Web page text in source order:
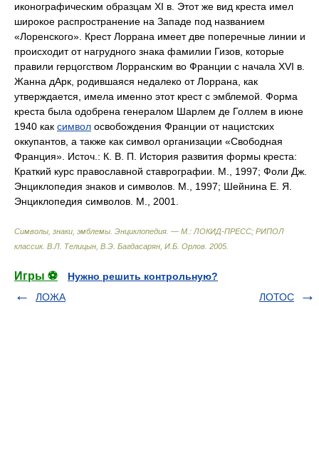
иконографическим образцам XI в. Этот же вид креста имел
широкое распространение на Западе под названием
«Лоренского». Крест Лоррана имеет две поперечные линии и
происходит от нагрудного знака фамилии Гизов, которые
правили герцогством Лорранским во Франции с начала XVI в.
Жанна дАрк, родившаяся недалеко от Лоррана, как
утверждается, имела именно этот крест с эмблемой. Форма
креста была одобрена генералом Шарлем де Голлем в июне
1940 как символ освобождения Франции от нацистских
оккупантов, а также как символ организации «Свободная
Франция». Источ.: К. В. П. История развития формы креста:
Краткий курс православной ставрографии. М., 1997; Фоли Дж.
Энциклопедия знаков и символов. М., 1997; Шейнина Е. Я.
Энциклопедия символов. М., 2001.
Символы, знаки, эмблемы. Энциклопедия. — М.: ЛОКИД-ПРЕСС; РИПОЛ
классик. В.Л. Телицын, В.Э. Багдасарян, И.Б. Орлов 2005
Игры ⚽
Нужно решить контрольную?
ЛОЖА
ЛОТОС